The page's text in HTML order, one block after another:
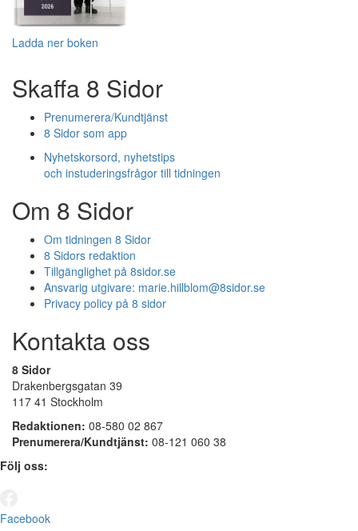
Ladda ner boken
Skaffa 8 Sidor
Prenumerera/Kundtjänst
8 Sidor som app
Nyhetskorsord, nyhetstips
och instuderingsfrågor till tidningen
Om 8 Sidor
Om tidningen 8 Sidor
8 Sidors redaktion
Tillgänglighet på 8sidor.se
Ansvarig utgivare: marie.hillblom@8sidor.se
Privacy policy på 8 sidor
Kontakta oss
8 Sidor
Drakenbergsgatan 39
117 41 Stockholm
Redaktionen: 08-580 02 867
Prenumerera/Kundtjänst: 08-121 060 38
Följ oss:
Facebook